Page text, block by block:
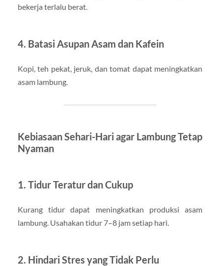
bekerja terlalu berat.
4. Batasi Asupan Asam dan Kafein
Kopi, teh pekat, jeruk, dan tomat dapat meningkatkan
asam lambung.
Kebiasaan Sehari-Hari agar Lambung Tetap
Nyaman
1. Tidur Teratur dan Cukup
Kurang tidur dapat meningkatkan produksi asam
lambung. Usahakan tidur 7–8 jam setiap hari.
2. Hindari Stres yang Tidak Perlu